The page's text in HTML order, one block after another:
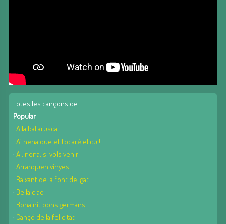
Totes les cançons de
Popular
· A la ballarusca
· Ai nena que et tocaré el cul!
· Ai, nena, si vols venir
· Arranquen vinyes
· Baixant de la font del gat
· Bella ciao
· Bona nit bons germans
· Cançó de la felicitat